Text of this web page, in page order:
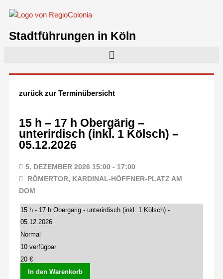
Stadtführungen in Köln
zurück zur Terminübersicht
15 h – 17 h Obergärig –
unterirdisch (inkl. 1 Kölsch) –
05.12.2026
5. DEZEMBER 2026 15:00 - 17:00
RÖMERTOR, KARDINAL-HÖFFNER-PLATZ AM
DOM
15 h - 17 h Obergärig - unterirdisch (inkl. 1 Kölsch) -
05.12.2026
Normal
10 verfügbar
20 €
In den Warenkorb